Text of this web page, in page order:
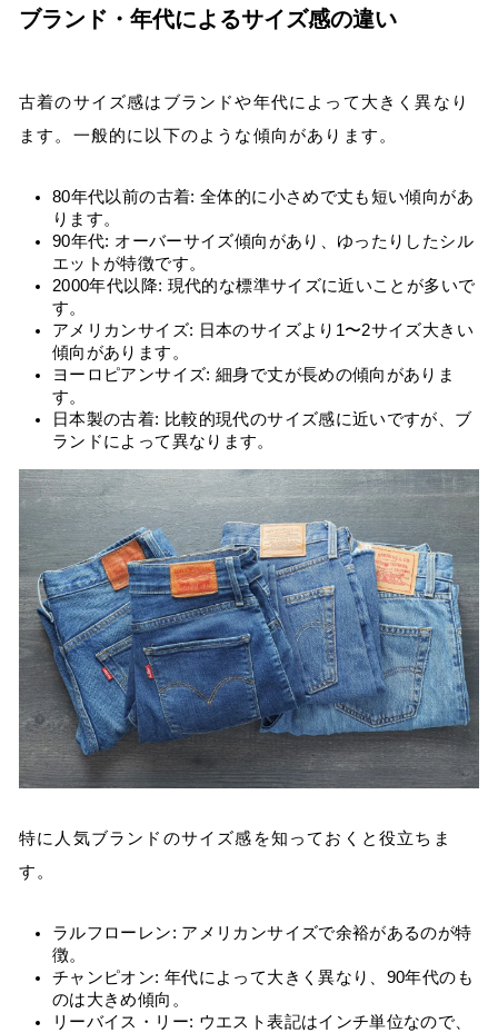
ブランド・年代によるサイズ感の違い
古着のサイズ感はブランドや年代によって大きく異なり
ます。一般的に以下のような傾向があります。
80年代以前の古着: 全体的に小さめで丈も短い傾向があ
ります。
90年代: オーバーサイズ傾向があり、ゆったりしたシル
エットが特徴です。
2000年代以降: 現代的な標準サイズに近いことが多いで
す。
アメリカンサイズ: 日本のサイズより1〜2サイズ大きい
傾向があります。
ヨーロピアンサイズ: 細身で丈が長めの傾向がありま
す。
日本製の古着: 比較的現代のサイズ感に近いですが、ブ
ランドによって異なります。
特に人気ブランドのサイズ感を知っておくと役立ちま
す。
ラルフローレン: アメリカンサイズで余裕があるのが特
徴。
チャンピオン: 年代によって大きく異なり、90年代のも
のは大きめ傾向。
リーバイス・リー: ウエスト表記はインチ単位なので、